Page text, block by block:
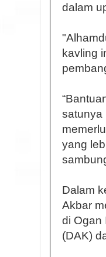
dalam
kavling
satunya
yang
Dalam
Akbar
di Ogan
(DAK)